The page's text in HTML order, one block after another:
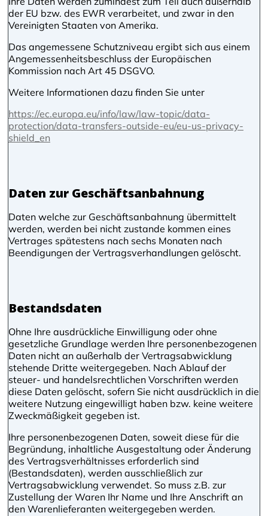
der EU bzw. des EWR verarbeitet, und zwar in den
Vereinigten Staaten von Amerika.
Das angemessene Schutzniveau ergibt sich aus einem
Angemessenheitsbeschluss der Europäischen
Kommission nach Art 45 DSGVO.
Weitere Informationen dazu finden Sie unter
https://ec.europa.eu/info/law/law-topic/data-
protection/data-transfers-outside-eu/eu-us-privacy-
shield_en
Daten zur Geschäftsanbahnung
Daten welche zur Geschäftsanbahnung übermittelt
werden, werden bei nicht zustande kommen eines
Vertrages spätestens nach sechs Monaten nach
Beendigungen der Vertragsverhandlungen gelöscht.
Bestandsdaten
Ohne Ihre ausdrückliche Einwilligung oder ohne
gesetzliche Grundlage werden Ihre personenbezogenen
Daten nicht an außerhalb der Vertragsabwicklung
stehende Dritte weitergegeben. Nach Ablauf der
steuer- und handelsrechtlichen Vorschriften werden
diese Daten gelöscht, sofern Sie nicht ausdrücklich in die
weitere Nutzung eingewilligt haben bzw. keine weitere
Zweckmäßigkeit gegeben ist.
Ihre personenbezogenen Daten, soweit diese für die
Begründung, inhaltliche Ausgestaltung oder Änderung
des Vertragsverhältnisses erforderlich sind
(Bestandsdaten), werden ausschließlich zur
Vertragsabwicklung verwendet. So muss z.B. zur
Zustellung der Waren Ihr Name und Ihre Anschrift an
den Warenlieferanten weitergegeben werden.